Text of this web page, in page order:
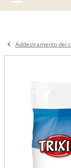
Addestramento dei